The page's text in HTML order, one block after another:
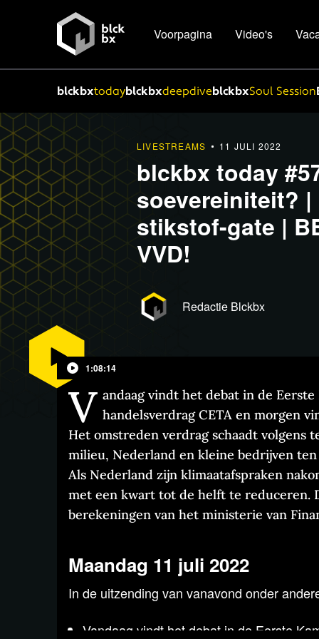
Voorpagina Video's
blckbxtodayblckbxdeepdiveblckbxSoul Session
LIVESTREAMS 11 JULI 2022
blckbx today
soevereiniteit?
stikstof-gate |
VVD!
Redactie Blckbx
1:08:14
V andaag vindt het debat in de
handelsverdrag CETA en morgen
Het omstreden verdrag schaadt volgens
milieu, Nederland en kleine bedrijven
Als Nederland zijn klimaatafspraken
met een kwart tot de helft te reduceren.
berekeningen van het ministerie van
Maandag 11 juli 2022
In de uitzending van vanavond onder
Vandaag vindt het debat in de Eerste